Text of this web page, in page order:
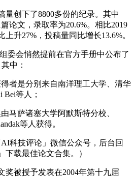
创下了8800多份的纪录。其中
论文，录取率为20.6%。相比2019
升27%，投稿量同比增长13.6%。
会悄然提前在官方手册中公布了
中：
是分别来自南洋理工大学、清华
Bei等人；
萨诸塞大学阿默斯特分校、
等人获得。
技评论」微信公众号，后台回
载最佳论文合集。）
被授予发表在2004年第十九届